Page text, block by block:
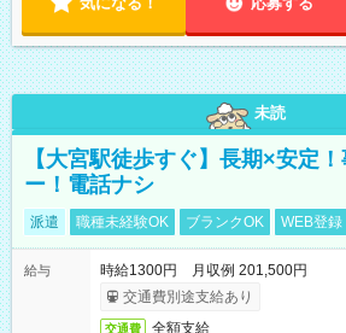
未読
【大宮駅徒歩すぐ】長期×安定
ー！電話ナシ
派遣 職種未経験OK ブランクOK WEB登
給与
時給1300円 月収例 201,500円
交通費別途支給あり
交通費 全額支給